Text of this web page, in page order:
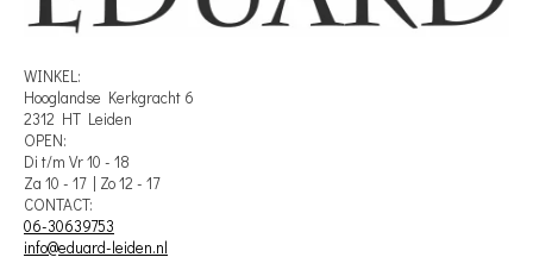
WINKEL:
Hooglandse Kerkgracht 6
2312 HT Leiden
OPEN:
Di t/m Vr 10 - 18
Za 10 - 17 | Zo 12 - 17
CONTACT:
06-30639753
info@eduard-leiden.nl